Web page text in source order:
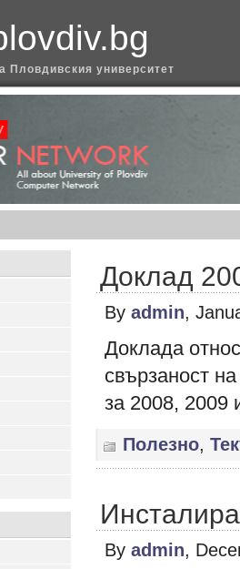
Пловдивския университет
Доклад
By admin,
Доклада
свързаност
за 2008, 2009
Полезно,
By admin,